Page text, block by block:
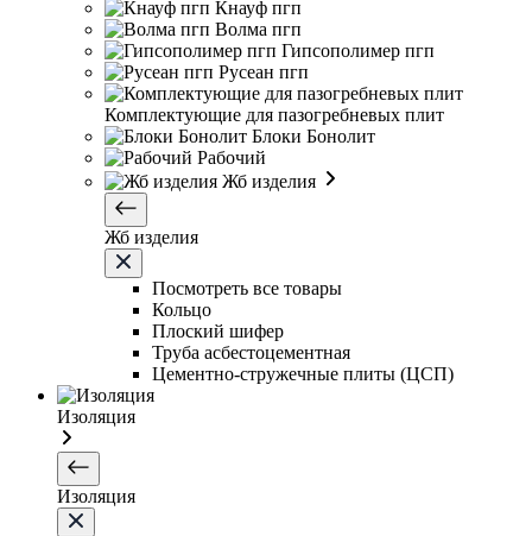
Кнауф пгп
Волма пгп
Гипсополимер пгп
Русеан пгп
Комплектующие для пазогребневых плит
Блоки Бонолит
Рабочий
Жб изделия
Жб изделия
Посмотреть все товары
Кольцо
Плоский шифер
Труба асбестоцементная
Цементно-стружечные плиты (ЦСП)
Изоляция
Изоляция